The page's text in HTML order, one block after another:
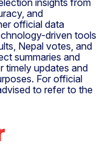
insights from
and
official data
driven tools
Nepal votes, and
summaries and
timely updates and
For official
to refer to the